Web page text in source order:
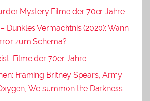
Mystery Filme der 70er Jahre
Dunkles Vermächtnis (2020): Wann
zum Schema?
Filme der 70er Jahre
Framing Britney Spears, Army
We summon the Darkness